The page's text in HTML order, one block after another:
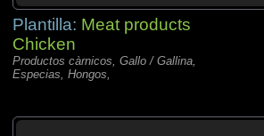
Plantilla: Meat products
Chicken
Productos càrnicos, Gallo / Gallina,
Especias, Hongos,